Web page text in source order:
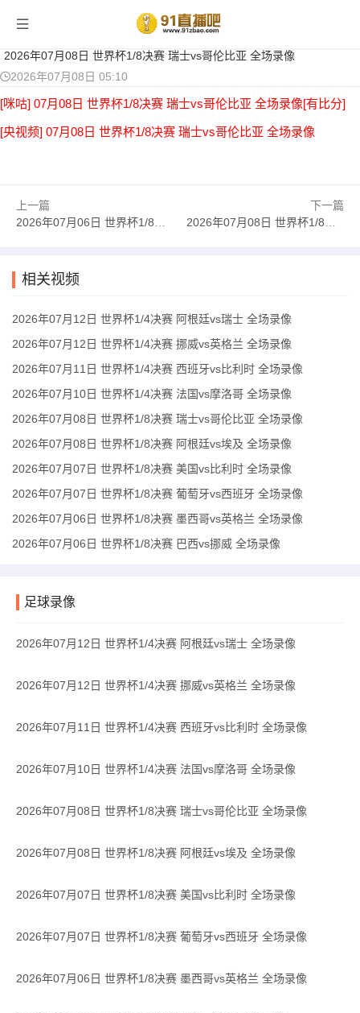
当前位置： 足球录像> 正文
2026年07月08日 世界杯1/8决赛 瑞士vs哥伦比亚 全场录像
2026年07月08日 05:10
[咪咕] 07月08日 世界杯1/8决赛 瑞士vs哥伦比亚 全场录像[有比分]
[央视频] 07月08日 世界杯1/8决赛 瑞士vs哥伦比亚 全场录像
上一篇
2026年07月06日 世界杯1/8决赛 墨西哥vs英格兰 全场录像
下一篇
2026年07月08日 世界杯1/8决赛 阿根廷vs埃及 全场录像
相关视频
2026年07月12日 世界杯1/4决赛 阿根廷vs瑞士 全场录像
2026年07月12日 世界杯1/4决赛 挪威vs英格兰 全场录像
2026年07月11日 世界杯1/4决赛 西班牙vs比利时 全场录像
2026年07月10日 世界杯1/4决赛 法国vs摩洛哥 全场录像
2026年07月08日 世界杯1/8决赛 瑞士vs哥伦比亚 全场录像
2026年07月08日 世界杯1/8决赛 阿根廷vs埃及 全场录像
2026年07月07日 世界杯1/8决赛 美国vs比利时 全场录像
2026年07月07日 世界杯1/8决赛 葡萄牙vs西班牙 全场录像
2026年07月06日 世界杯1/8决赛 墨西哥vs英格兰 全场录像
2026年07月06日 世界杯1/8决赛 巴西vs挪威 全场录像
足球录像
2026年07月12日 世界杯1/4决赛 阿根廷vs瑞士 全场录像
2026年07月12日 世界杯1/4决赛 挪威vs英格兰 全场录像
2026年07月11日 世界杯1/4决赛 西班牙vs比利时 全场录像
2026年07月10日 世界杯1/4决赛 法国vs摩洛哥 全场录像
2026年07月08日 世界杯1/8决赛 瑞士vs哥伦比亚 全场录像
2026年07月08日 世界杯1/8决赛 阿根廷vs埃及 全场录像
2026年07月07日 世界杯1/8决赛 美国vs比利时 全场录像
2026年07月07日 世界杯1/8决赛 葡萄牙vs西班牙 全场录像
2026年07月06日 世界杯1/8决赛 墨西哥vs英格兰 全场录像